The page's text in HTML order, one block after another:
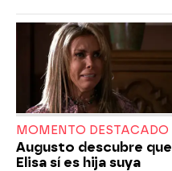
MOMENTO DESTACADO
Augusto descubre que
Elisa sí es hija suya